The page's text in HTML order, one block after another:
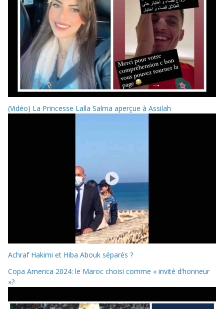
(Vidéo) La Princesse Lalla Salma aperçue à Assilah
Achraf Hakimi et Hiba Abouk séparés ?
Copa America 2024: le Maroc choisi comme « invité d’honneur
»?